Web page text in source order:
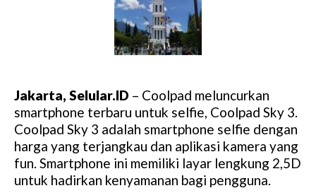
Jakarta, Selular.ID – Coolpad meluncurkan
smartphone terbaru untuk selfie, Coolpad Sky 3.
Coolpad Sky 3 adalah smartphone selfie dengan
harga yang terjangkau dan aplikasi kamera yang
fun. Smartphone ini memiliki layar lengkung 2,5D
untuk hadirkan kenyamanan bagi pengguna.